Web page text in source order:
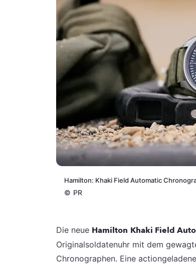
Hamilton: Khaki Field Automatic
© PR
Die neue Hamilton Khaki Field
Originalsoldatenuhr mit dem
Chronographen. Eine